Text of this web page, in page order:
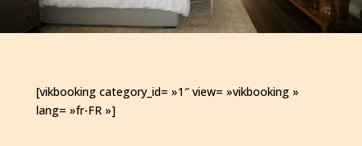
[vikbooking category_id= »1″ view= »vikbooking »
lang= »fr-FR »]